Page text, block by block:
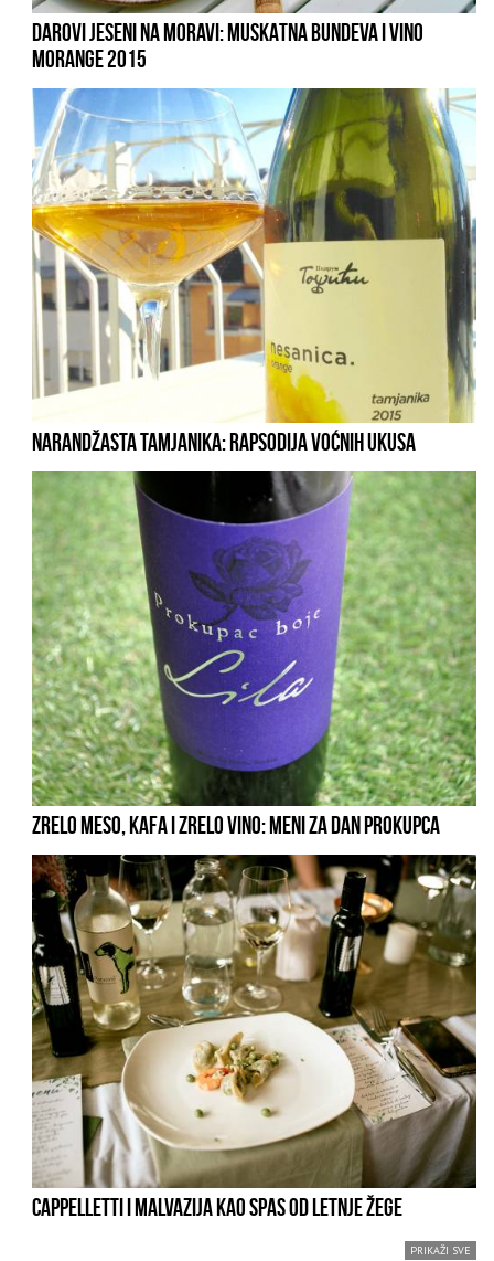
DAROVI JESENI NA MORAVI: MUSKATNA BUNDEVA I VINO
MORANGE 2015
NARANDŽASTA TAMJANIKA: RAPSODIJA VOĆNIH UKUSA
ZRELO MESO, KAFA I ZRELO VINO: MENI ZA DAN PROKUPCA
CAPPELLETTI I MALVAZIJA KAO SPAS OD LETNJE ŽEGE
PRIKAŽI SVE